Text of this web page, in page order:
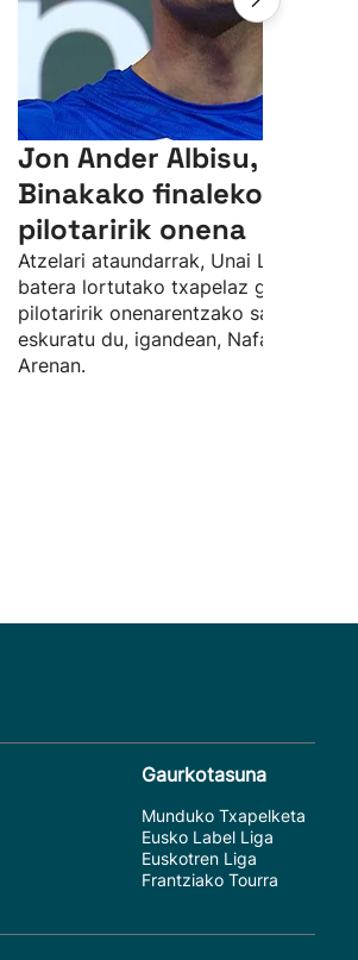
Jon Ander Albisu,
Binakako finaleko
pilotaririk onena
Atzelari ataundarrak, Unai Lasorekin
batera lortutako txapelaz gain,
pilotaririk onenarentzako saria ere
eskuratu du, igandean, Nafarroa
Arenan.
Gaurkotasuna
Munduko Txapelketa
Eusko Label Liga
Euskotren Liga
Frantziako Tourra